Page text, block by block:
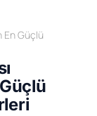
En Güçlü